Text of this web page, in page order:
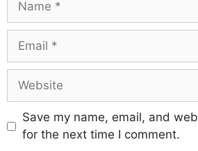
Save my name, email, and
for the next time I comment.